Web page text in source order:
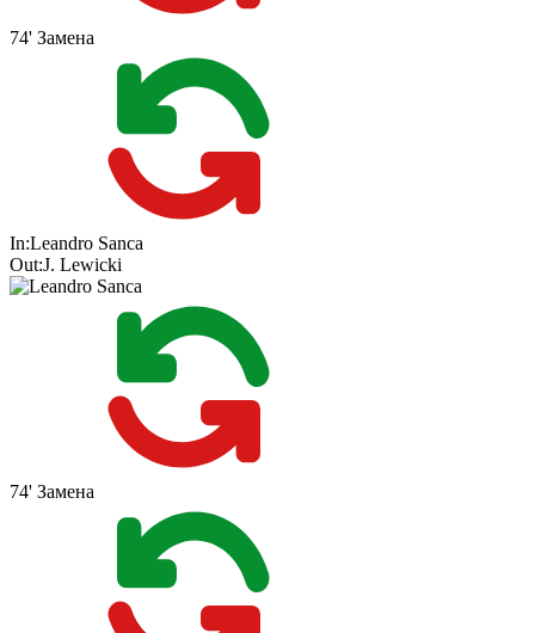
74' Замена
In:Leandro Sanca
Out:J. Lewicki
74' Замена